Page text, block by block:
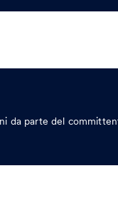
da parte del